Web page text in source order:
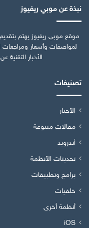
نبذة عن موبي ريفيوز
موقع موبي ريفيوز يهتم
لمواصفات وأسعار ومراجعات
الأخبار
تصنيفات
الأخبار
مقالات متنوعة
أندرويد
تحديثات الأنظمة
برامج وتطبيقات
خلفيات
أنظمة أخرى
iOS